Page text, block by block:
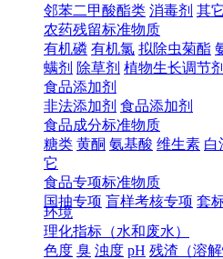
邻苯二甲酸酯类 消毒剂 其它
农药残留标准物质
有机磷 有机氯 拟除虫菊酯
螨剂 除草剂 植物生长调节剂
食品添加剂
非法添加剂 食品添加剂
食品成分标准物质
糖类 黄酮 氨基酸 维生素 白
它
食品专项标准物质
国抽专项 盲样考核专项 套
环境
理化指标（水和废水）
色度 臭 浊度 pH 残渣（溶解